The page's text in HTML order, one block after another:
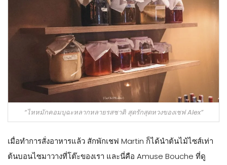
“ไหหมักคอมบุฉะหลากหลายรสชาติ สุดรักสุดหวงของเชฟ Alex”
เมื่อทำการสั่งอาหารแล้ว สักพักเชฟ Martin ก็ได้นำต้นไม้ไซส์เท่า
ต้นบอนไซมาวางที่โต๊ะของเรา และนี่คือ Amuse Bouche ที่ดู